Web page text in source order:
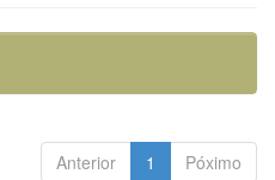
Anterior 1 Póximo